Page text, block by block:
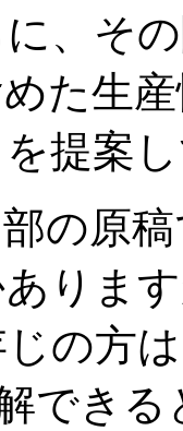
、そ
た生
提案
の原
りま
の方
でき